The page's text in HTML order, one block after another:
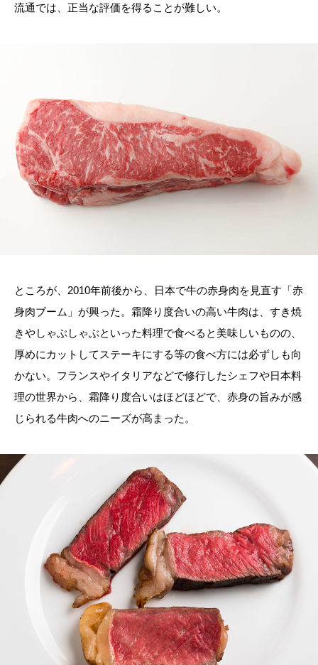
流通では、正当な評価を得ることが難しい。
ところが、 2010年前後から、日本で牛の赤身肉を見直す「赤
身肉ブーム」が興った。霜降り度合いの高い牛肉は、すき焼
きやしゃぶしゃぶといった料理で食べると美味しいものの、
厚めにカットしてステーキにする等の食べ方には必ずしも向
かない。フランスやイタリアなどで修行したシェフや日本料
理の世界から、霜降り度合いはほどほどで、赤身の旨みが感
じられる牛肉へのニーズが高まった。